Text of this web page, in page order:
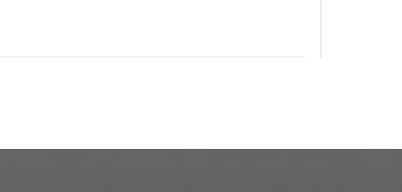
− + Купить